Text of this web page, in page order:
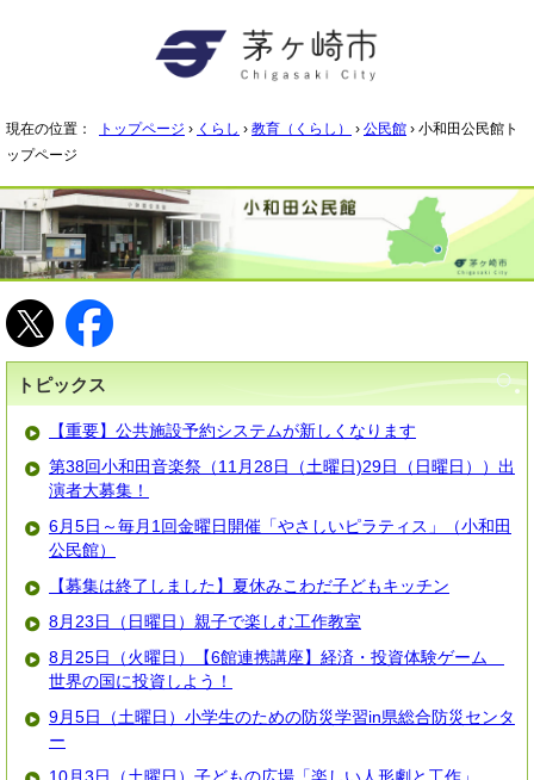
現在の位置： トップページ › くらし › 教育（くらし） › 公民館 › 小和田公民館ト
ップページ
トピックス
【重要】公共施設予約システムが新しくなります
第38回小和田音楽祭（11月28日（土曜日)29日（日曜日））出
演者大募集！
6月5日～毎月1回金曜日開催「やさしいピラティス」（小和田
公民館）
【募集は終了しました】夏休みこわだ子どもキッチン
8月23日（日曜日）親子で楽しむ工作教室
8月25日（火曜日）【6館連携講座】経済・投資体験ゲーム
世界の国に投資しよう！
9月5日（土曜日）小学生のための防災学習in県総合防災センタ
ー